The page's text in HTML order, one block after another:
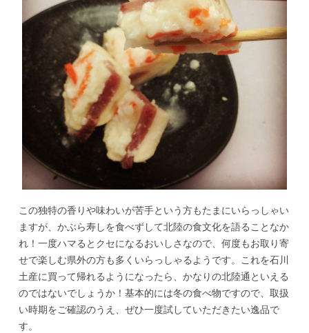
この独特の香りや味わいが苦手という方もたまにいらっしゃい
ますが、かぶら寿しを食べずして北陸の食文化を語ることなか
れ！一度ハマるとクセになるおいしさなので、何度もお取り寄
せで楽しむ県外の方も多くいらっしゃるようです。これを石川
土産に買って帰れるようになったら、かなりの北陸通といえる
のではないでしょうか！基本的には冬の食べ物ですので、取扱
い時期をご確認のうえ、ぜひ一度試していただきたい逸品で
す。